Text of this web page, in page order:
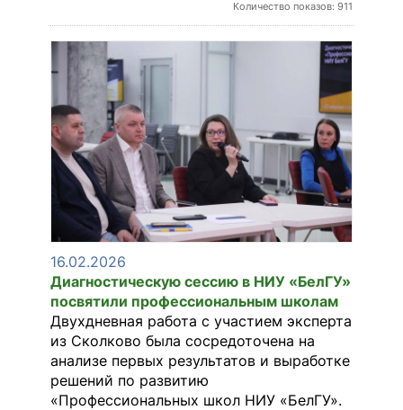
Количество показов: 911
16.02.2026
Диагностическую сессию в НИУ «БелГУ»
посвятили профессиональным школам
Двухдневная работа с участием эксперта
из Сколково была сосредоточена на
анализе первых результатов и выработке
решений по развитию
«Профессиональных школ НИУ «БелГУ».